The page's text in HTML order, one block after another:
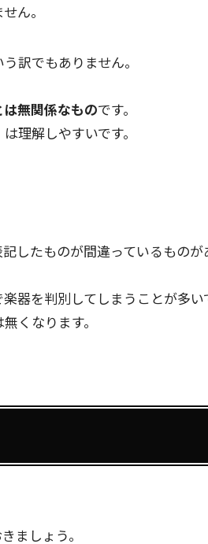
ん。
訳でもありません。
無関係なものです。
理解しやすいです。
したものが間違っているものが
器を判別してしまうことが多い
無くなります。
ましょう。